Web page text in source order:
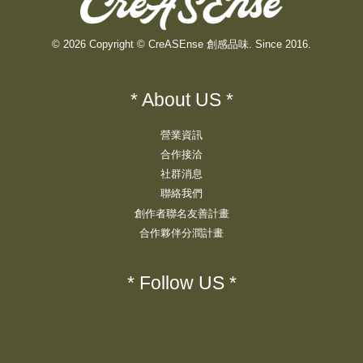
© 2026 Copyright © CreASEnse 創感品味. Since 2016.
* About US *
營業資訊
合作接洽
社群消息
聯絡我們
創作者聯名友善計畫
合作夥伴分潤計畫
* Follow US *